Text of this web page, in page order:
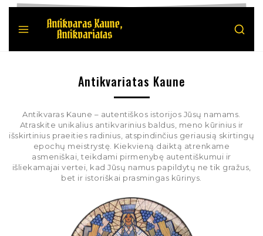
Antikvariatas Kaune
Antikvaras Kaune – autentiškos istorijos Jūsų namams.
Atraskite unikalius antikvarinius baldus, meno kūrinius ir
išskirtinius praeities radinius, atspindinčius geriausią skirtingų
epochų meistrystę. Kiekvieną daiktą atrenkame
asmeniškai, teikdami pirmenybę autentiškumui ir
išliekamajai vertei, kad Jūsų namus papildytų ne tik gražus,
bet ir istoriškai prasmingas kūrinys.